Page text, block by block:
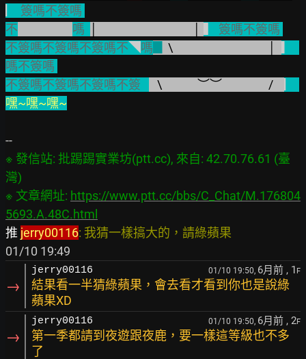
簽嗎不簽嗎
不
嗎
簽嗎不簽嗎
不簽嗎不簽嗎不簽嗎不◥嗎 \                                   │
嗎不簽嗎
不簽嗎不簽嗎不簽嗎不簽
\             ︶︶                 /
嘿~嘿~嘿~
※ 發信站: 批踢踢實業坊(ptt.cc), 來自: 42.70.76.61 (臺
灣)
※ 文章網址: https://www.ptt.cc/bbs/C_Chat/M.176804
5693.A.48C.html
推 jerry00116
→
jerry00116 01/10 19:50, 6月前 , 1 F
結果看一半猜綠蘋果，會去看才看到你也是說綠
蘋果XD
→
jerry00116 01/10 19:50, 6月前 , 2F
第一季都請到夜遊跟夜鹿，要一樣這等級也不多
了